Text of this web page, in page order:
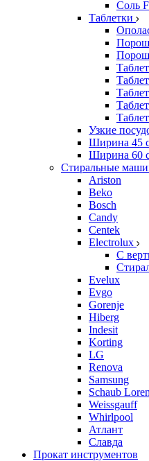
Соль
Таблетки
Узкие
Ширина 45
Ширина 60
Стиральные
Ariston
Beko
Bosch
Candy
Centek
Electrolux
С
Evelux
Evgo
Gorenje
Hiberg
Indesit
Korting
LG
Renova
Samsung
Schaub
Weissgauff
Whirlpool
Атлант
Славда
Прокат инструментов